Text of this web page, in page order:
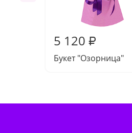
5 120 ₽
Букет "Озорница"